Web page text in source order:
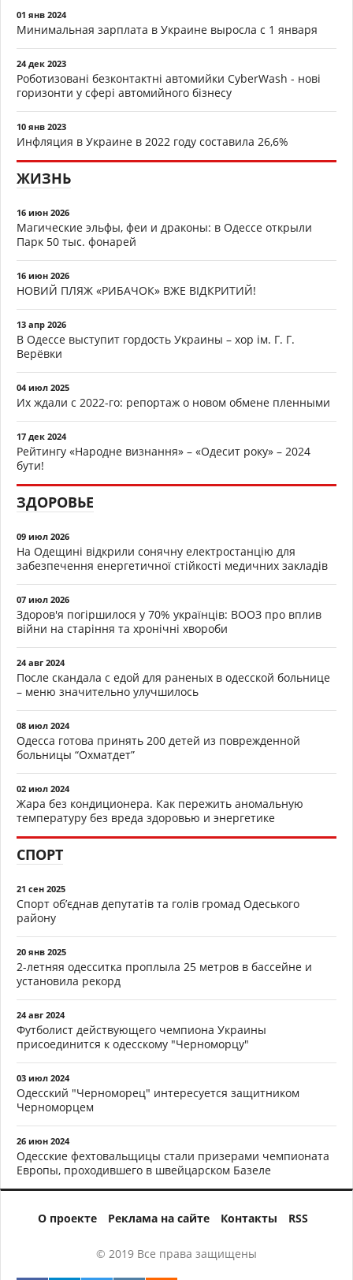
01 янв 2024
Минимальная зарплата в Украине выросла с 1 января
24 дек 2023
Роботизовані безконтактні автомийки CyberWash - нові
горизонти у сфері автомийного бізнесу
10 янв 2023
Инфляция в Украине в 2022 году составила 26,6%
ЖИЗНЬ
16 июн 2026
Магические эльфы, феи и драконы: в Одессе открыли
Парк 50 тыс. фонарей
16 июн 2026
НОВИЙ ПЛЯЖ «РИБАЧОК» ВЖЕ ВІДКРИТИЙ!
13 апр 2026
В Одессе выступит гордость Украины – хор ім. Г. Г.
Верёвки
04 июл 2025
Их ждали с 2022-го: репортаж о новом обмене пленными
17 дек 2024
Рейтингу «Народне визнання» – «Одесит року» – 2024
бути!
ЗДОРОВЬЕ
09 июл 2026
На Одещині відкрили сонячну електростанцію для
забезпечення енергетичної стійкості медичних закладів
07 июл 2026
Здоров'я погіршилося у 70% українців: ВООЗ про вплив
війни на старіння та хронічні хвороби
24 авг 2024
После скандала с едой для раненых в одесской больнице
– меню значительно улучшилось
08 июл 2024
Одесса готова принять 200 детей из поврежденной
больницы “Охматдет”
02 июл 2024
Жара без кондиционера. Как пережить аномальную
температуру без вреда здоровью и энергетике
СПОРТ
21 сен 2025
Спорт об’єднав депутатів та голів громад Одеського
району
20 янв 2025
2-летняя одесситка проплыла 25 метров в бассейне и
установила рекорд
24 авг 2024
Футболист действующего чемпиона Украины
присоединится к одесскому "Черноморцу"
03 июл 2024
Одесский "Черноморец" интересуется защитником
Черноморцем
26 июн 2024
Одесские фехтовальщицы стали призерами чемпионата
Европы, проходившего в швейцарском Базеле
О проекте Реклама на сайте Контакты RSS
© 2019 Все права защищены